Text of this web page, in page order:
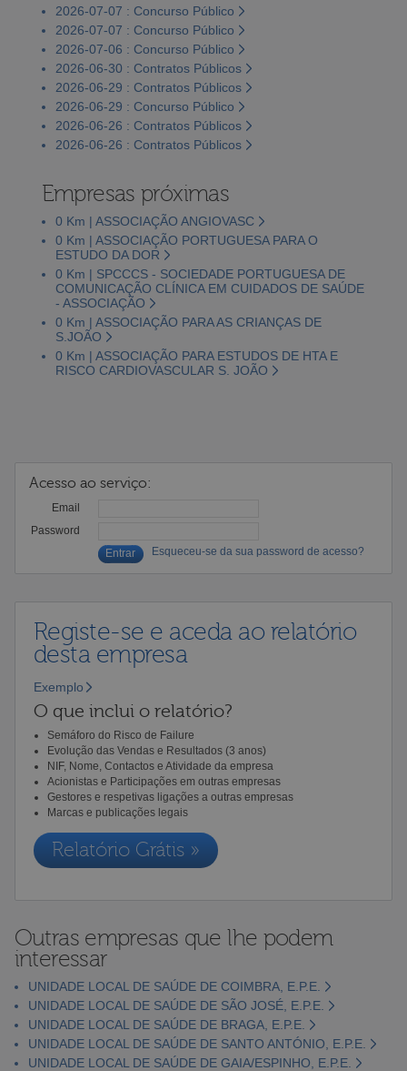
2026-07-07 : Concurso Público
2026-07-07 : Concurso Público
2026-07-06 : Concurso Público
2026-06-30 : Contratos Públicos
2026-06-29 : Contratos Públicos
2026-06-29 : Concurso Público
2026-06-26 : Contratos Públicos
2026-06-26 : Contratos Públicos
Empresas próximas
0 Km | ASSOCIAÇÃO ANGIOVASC
0 Km | ASSOCIAÇÃO PORTUGUESA PARA O
ESTUDO DA DOR
0 Km | SPCCCS - SOCIEDADE PORTUGUESA DE
COMUNICAÇÃO CLÍNICA EM CUIDADOS DE SAÚDE
- ASSOCIAÇÃO
0 Km | ASSOCIAÇÃO PARA AS CRIANÇAS DE
S.JOÃO
0 Km | ASSOCIAÇÃO PARA ESTUDOS DE HTA E
RISCO CARDIOVASCULAR S. JOÃO
Acesso ao serviço:
Email
Password
Esqueceu-se da sua password de acesso?
Registe-se e aceda ao relatório
desta empresa
Exemplo
O que inclui o relatório?
Semáforo do Risco de Failure
Evolução das Vendas e Resultados (3 anos)
NIF, Nome, Contactos e Atividade da empresa
Acionistas e Participações em outras empresas
Gestores e respetivas ligações a outras empresas
Marcas e publicações legais
Relatório Grátis »
Outras empresas que lhe podem
interessar
UNIDADE LOCAL DE SAÚDE DE COIMBRA, E.P.E.
UNIDADE LOCAL DE SAÚDE DE SÃO JOSÉ, E.P.E.
UNIDADE LOCAL DE SAÚDE DE BRAGA, E.P.E.
UNIDADE LOCAL DE SAÚDE DE SANTO ANTÓNIO, E.P.E.
UNIDADE LOCAL DE SAÚDE DE GAIA/ESPINHO, E.P.E.